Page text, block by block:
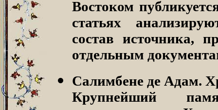
Востоком
статьях
состав источника,
отдельным
Салимбене де Адам.
Крупнейший